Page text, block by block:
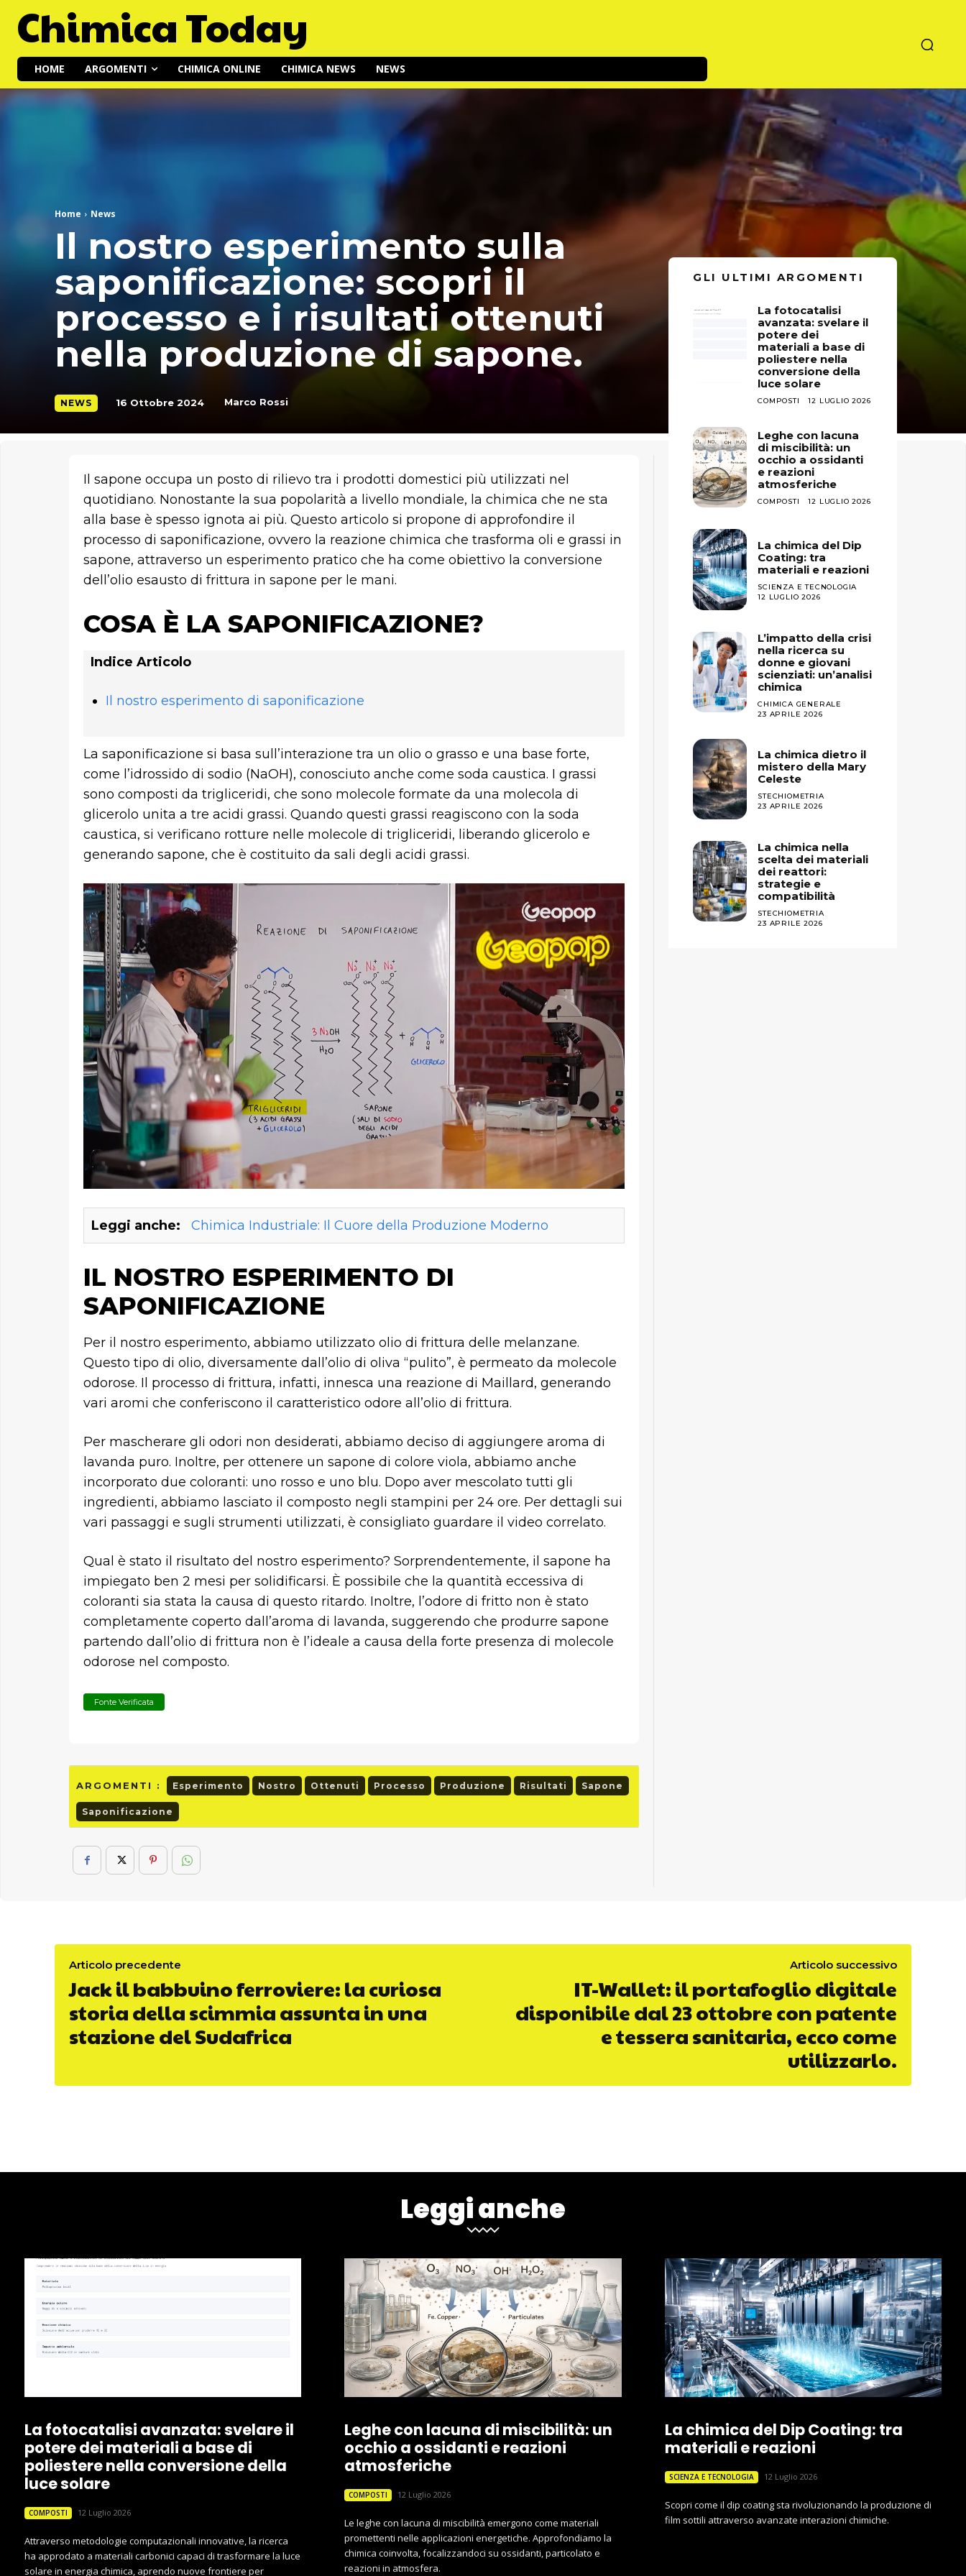
Chimica Today
HOME ARGOMENTI CHIMICA ONLINE CHIMICA NEWS NEWS
Home News
Il nostro esperimento sulla
saponificazione: scopri il
processo e i risultati ottenuti
nella produzione di sapone.
NEWS 16 Ottobre 2024 Marco Rossi
Il sapone occupa un posto di rilievo tra i prodotti domestici più utilizzati nel
quotidiano. Nonostante la sua popolarità a livello mondiale, la chimica che ne sta
alla base è spesso ignota ai più. Questo articolo si propone di approfondire il
processo di saponificazione, ovvero la reazione chimica che trasforma oli e grassi in
sapone, attraverso un esperimento pratico che ha come obiettivo la conversione
dell’olio esausto di frittura in sapone per le mani.
COSA È LA SAPONIFICAZIONE?
Indice Articolo
Il nostro esperimento di saponificazione
La saponificazione si basa sull’interazione tra un olio o grasso e una base forte,
come l’idrossido di sodio (NaOH), conosciuto anche come soda caustica. I grassi
sono composti da trigliceridi, che sono molecole formate da una molecola di
glicerolo unita a tre acidi grassi. Quando questi grassi reagiscono con la soda
caustica, si verificano rotture nelle molecole di trigliceridi, liberando glicerolo e
generando sapone, che è costituito da sali degli acidi grassi.
Leggi anche: Chimica Industriale: Il Cuore della Produzione Moderno
IL NOSTRO ESPERIMENTO DI
SAPONIFICAZIONE
Per il nostro esperimento, abbiamo utilizzato olio di frittura delle melanzane.
Questo tipo di olio, diversamente dall’olio di oliva “pulito”, è permeato da molecole
odorose. Il processo di frittura, infatti, innesca una reazione di Maillard, generando
vari aromi che conferiscono il caratteristico odore all’olio di frittura.
Per mascherare gli odori non desiderati, abbiamo deciso di aggiungere aroma di
lavanda puro. Inoltre, per ottenere un sapone di colore viola, abbiamo anche
incorporato due coloranti: uno rosso e uno blu. Dopo aver mescolato tutti gli
ingredienti, abbiamo lasciato il composto negli stampini per 24 ore. Per dettagli sui
vari passaggi e sugli strumenti utilizzati, è consigliato guardare il video correlato.
Qual è stato il risultato del nostro esperimento? Sorprendentemente, il sapone ha
impiegato ben 2 mesi per solidificarsi. È possibile che la quantità eccessiva di
coloranti sia stata la causa di questo ritardo. Inoltre, l’odore di fritto non è stato
completamente coperto dall’aroma di lavanda, suggerendo che produrre sapone
partendo dall’olio di frittura non è l’ideale a causa della forte presenza di molecole
odorose nel composto.
Fonte Verificata
ARGOMENTI : Esperimento Nostro Ottenuti Processo Produzione Risultati Sapone
Saponificazione
GLI ULTIMI ARGOMENTI
La fotocatalisi
avanzata: svelare il
potere dei
materiali a base di
poliestere nella
conversione della
luce solare
COMPOSTI 12 LUGLIO 2026
Leghe con lacuna
di miscibilità: un
occhio a ossidanti
e reazioni
atmosferiche
COMPOSTI 12 LUGLIO 2026
La chimica del Dip
Coating: tra
materiali e reazioni
SCIENZA E TECNOLOGIA
12 LUGLIO 2026
L’impatto della crisi
nella ricerca su
donne e giovani
scienziati: un’analisi
chimica
CHIMICA GENERALE
23 APRILE 2026
La chimica dietro il
mistero della Mary
Celeste
STECHIOMETRIA
23 APRILE 2026
La chimica nella
scelta dei materiali
dei reattori:
strategie e
compatibilità
STECHIOMETRIA
23 APRILE 2026
Articolo precedente
Jack il babbuino ferroviere: la curiosa
storia della scimmia assunta in una
stazione del Sudafrica
Articolo successivo
IT-Wallet: il portafoglio digitale
disponibile dal 23 ottobre con patente
e tessera sanitaria, ecco come
utilizzarlo.
Leggi anche
La fotocatalisi avanzata: svelare il
potere dei materiali a base di
poliestere nella conversione della
luce solare
COMPOSTI 12 Luglio 2026
Attraverso metodologie computazionali innovative, la ricerca
ha approdato a materiali carbonici capaci di trasformare la luce
solare in energia chimica, aprendo nuove frontiere per
Leghe con lacuna di miscibilità: un
occhio a ossidanti e reazioni
atmosferiche
COMPOSTI 12 Luglio 2026
Le leghe con lacuna di miscibilità emergono come materiali
promettenti nelle applicazioni energetiche. Approfondiamo la
chimica coinvolta, focalizzandoci su ossidanti, particolato e
reazioni in atmosfera.
La chimica del Dip Coating: tra
materiali e reazioni
SCIENZA E TECNOLOGIA 12 Luglio 2026
Scopri come il dip coating sta rivoluzionando la produzione di
film sottili attraverso avanzate interazioni chimiche.